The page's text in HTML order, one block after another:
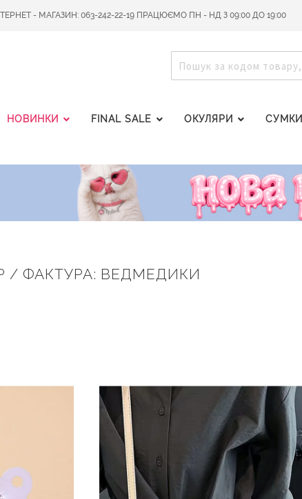
- МАГАЗИН: 063-242-22-19 ПРАЦЮЄМО ПН - НД З 09:00 ДО 19:00
НОВИНКИ FINAL SALE ОКУЛЯРИ СУМКИ
/ ФАКТУРА: ВЕДМЕДИКИ